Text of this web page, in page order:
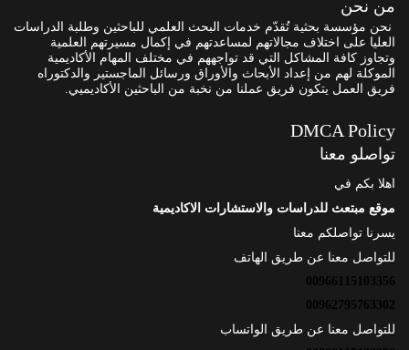
من نحن
نحن مؤسسة بحثية تُقدّم خدمات البحث العلمي للباحثين وطلبة الدراسات
العليا على اختلاف مجالاتهم لمساعدتهم في إكمال مسيرتهم العلمية
وتجاوز كافة المشاكل التي قد تواجههم في مختلف المهام الأكاديمية
الموكلة لهم من إعداد الأبحاث والأوراق ورسائل الماجستير والدكتوراه
فريق العمل يتكون فريق عملنا من نخبة من الباحثين الأكاديميي.
DMCA Policy
تواصلو معنا
اهلا بكم في
موقع مبتعث للدراسات والاستشارات الاكاديمية
يسرنا تواصلكم معنا
للتواصل معنا عن طريق الهاتف
00966115103356
00962795763302
للتواصل معنا عن طريق الواتساب